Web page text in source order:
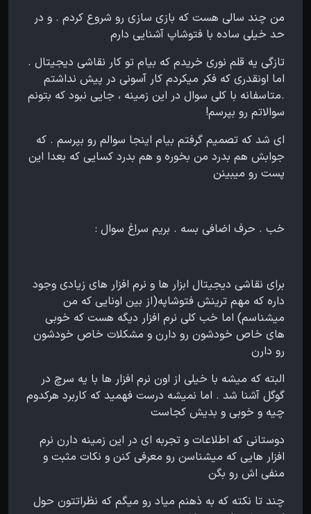
من چند سالی هست که بازی سازی رو شروع کردم . و در
حد خیلی ساده با فتوشاپ آشنایی دارم
تازگی یه قلم نوری خریدم که بیام تو کار نقاشی دیجیتال .
اما اونقدری که فکر میکردم کار آسونی در پیش نداشتم
.متاسفانه با کلی سوال در این زمینه ، جایی نبود که بتونم
سوالاتم رو بپرسم!
ای شد که تصمیم گرفتم بیام اینجا سوالم رو بپرسم . که
جوابش هم بدرد من بخوره و هم بدرد کسایی که بعدا این
پست رو میبینن
خب . حرف اضافی بسه . بریم سراغ سوال :
برای نقاشی دیجیتال ابزار ها و نرم افزار های زیادی وجود
داره که مهم ترینش فتوشاپه(از بین اونایی که من
میشناسم) اما خب کلی نرم افزار دیگه هست که خوبی
های خاص خودشون رو دارن و مشکلات خاص خودشون
رو دارن
البته که میشه با خیلی از اون نرم افزار ها با یه سرچ در
گوگل آشنا شد . اما نمیشه درست فهمید که کاربرد هرکدوم
چیه و خوبی و بدیش کجاست
دوستانی که اطلاعات و تجربه ای در این زمینه دارن نرم
افزار هایی که میشناسن رو معرفی کنن و نکات مثبت و
منفی اش رو بگن
چند تا نکته که به ذهنم میاد رو میگم که نظراتتون حول